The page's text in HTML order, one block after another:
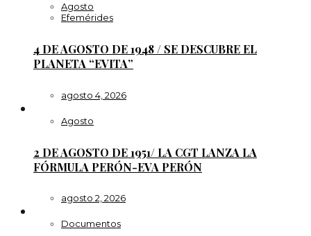
Agosto
Efemérides
4 DE AGOSTO DE 1948 / SE DESCUBRE EL
PLANETA “EVITA”
agosto 4, 2026
Agosto
2 DE AGOSTO DE 1951/ LA CGT LANZA LA
FÓRMULA PERÓN-EVA PERÓN
agosto 2, 2026
Documentos